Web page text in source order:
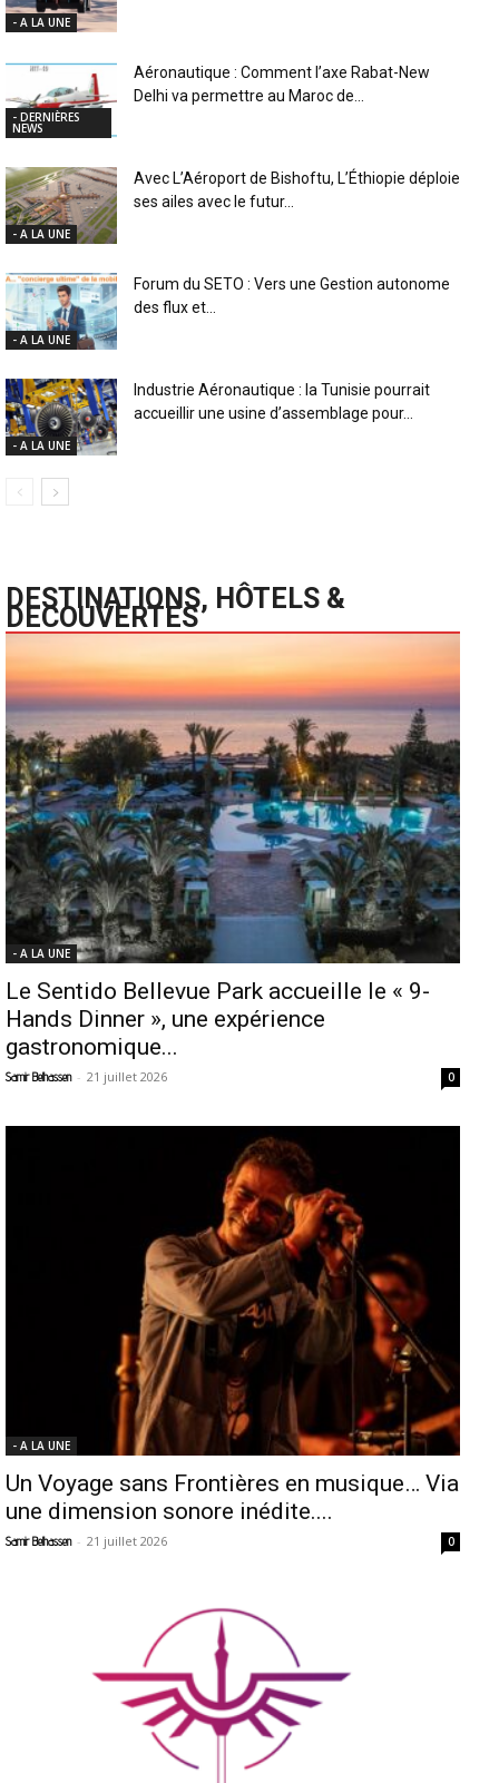
- A LA UNE
- DERNIÈRES
NEWS
Aéronautique : Comment l’axe Rabat-New
Delhi va permettre au Maroc de...
- A LA UNE
Avec L’Aéroport de Bishoftu, L’Éthiopie déploie
ses ailes avec le futur...
- A LA UNE
Forum du SETO : Vers une Gestion autonome
des flux et...
- A LA UNE
Industrie Aéronautique : la Tunisie pourrait
accueillir une usine d’assemblage pour...
DESTINATIONS, HÔTELS &
DECOUVERTES
- A LA UNE
Le Sentido Bellevue Park accueille le « 9-
Hands Dinner », une expérience
gastronomique...
Samir Belhassen - 21 juillet 2026 0
- A LA UNE
Un Voyage sans Frontières en musique… Via
une dimension sonore inédite....
Samir Belhassen - 21 juillet 2026 0